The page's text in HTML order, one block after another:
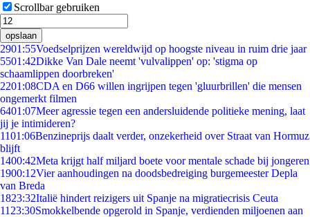
Scrollbar gebruiken
opslaan
2901:55Voedselprijzen wereldwijd op hoogste niveau in ruim drie jaar
5501:42Dikke Van Dale neemt 'vulvalippen' op: 'stigma op
schaamlippen doorbreken'
2201:08CDA en D66 willen ingrijpen tegen 'gluurbrillen' die mensen
ongemerkt filmen
6401:07Meer agressie tegen een andersluidende politieke mening, laat
jij je intimideren?
1101:06Benzineprijs daalt verder, onzekerheid over Straat van Hormuz
blijft
1400:42Meta krijgt half miljard boete voor mentale schade bij jongeren
1900:12Vier aanhoudingen na doodsbedreiging burgemeester Depla
van Breda
1823:32Italië hindert reizigers uit Spanje na migratiecrisis Ceuta
11 23:30Smokkelbende opgerold in Spanje, verdienden miljoenen aan